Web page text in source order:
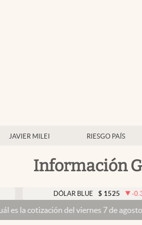
JAVIER MILEI RIESGO PAÍS
Información
DÓLAR BLUE $ 1525 -0.33 %
del viernes 7 de agosto minuto